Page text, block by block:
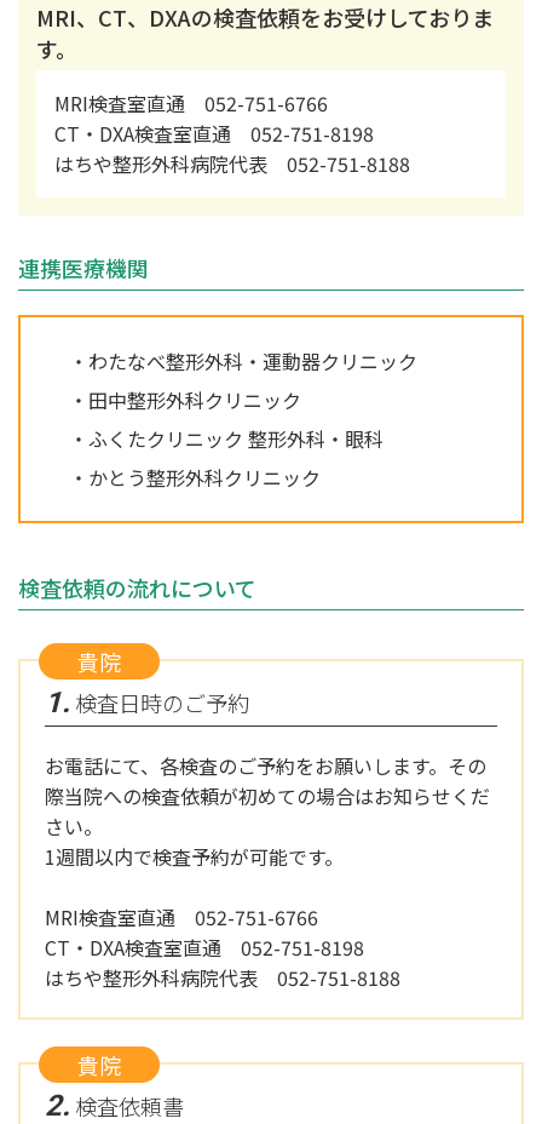
MRI、CT、DXAの検査依頼をお受けしておりま
す。
MRI検査室直通 052-751-6766
CT・DXA検査室直通 052-751-8198
はちや整形外科病院代表 052-751-8188
連携医療機関
・わたなべ整形外科・運動器クリニック
・田中整形外科クリニック
・ふくたクリニック 整形外科・眼科
・かとう整形外科クリニック
検査依頼の流れについて
貴院
1. 検査日時のご予約
お電話にて、各検査のご予約をお願いします。その
際当院への検査依頼が初めての場合はお知らせくだ
さい。
1週間以内で検査予約が可能です。
MRI検査室直通 052-751-6766
CT・DXA検査室直通 052-751-8198
はちや整形外科病院代表 052-751-8188
貴院
2. 検査依頼書